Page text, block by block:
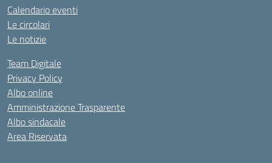
Calendario eventi
Le circolari
Le notizie
Team Digitale
Privacy Policy
Albo online
Amministrazione Trasparente
Albo sindacale
Area Riservata